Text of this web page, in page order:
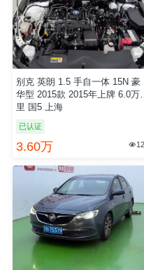
别克 英朗 1.5 手自一体 15N 豪
华型 2015款 2015年上牌 6.0万
里 国5 上海
已认证
3.60万 